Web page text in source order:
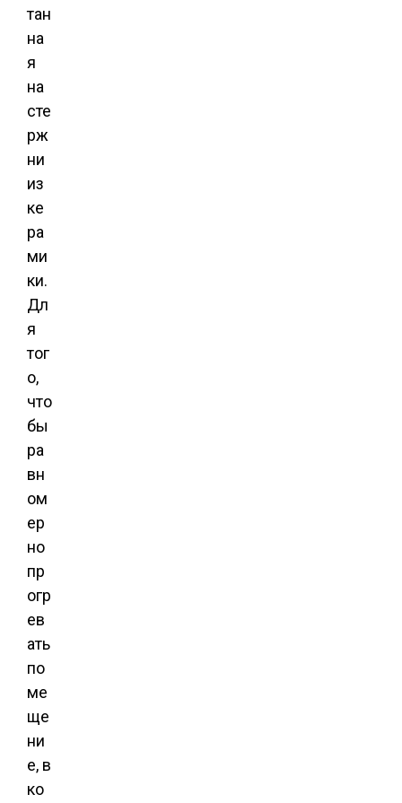
тан
на
я
на
сте
рж
ни
из
ке
ра
ми
ки.
Дл
я
тог
о,
что
бы
ра
вн
ом
ер
но
пр
огр
ев
ать
по
ме
ще
ни
е, в
ко